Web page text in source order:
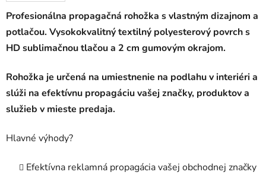
Profesionálna propagačná rohožka s vlastným dizajnom a
potlačou. Vysokokvalitný textilný polyesterový povrch s
HD sublimačnou tlačou a 2 cm gumovým okrajom.
Rohožka je určená na umiestnenie na podlahu v interiéri a
slúži na efektívnu propagáciu vašej značky, produktov a
služieb v mieste predaja.
Hlavné výhody?
Efektívna reklamná propagácia vašej obchodnej značky